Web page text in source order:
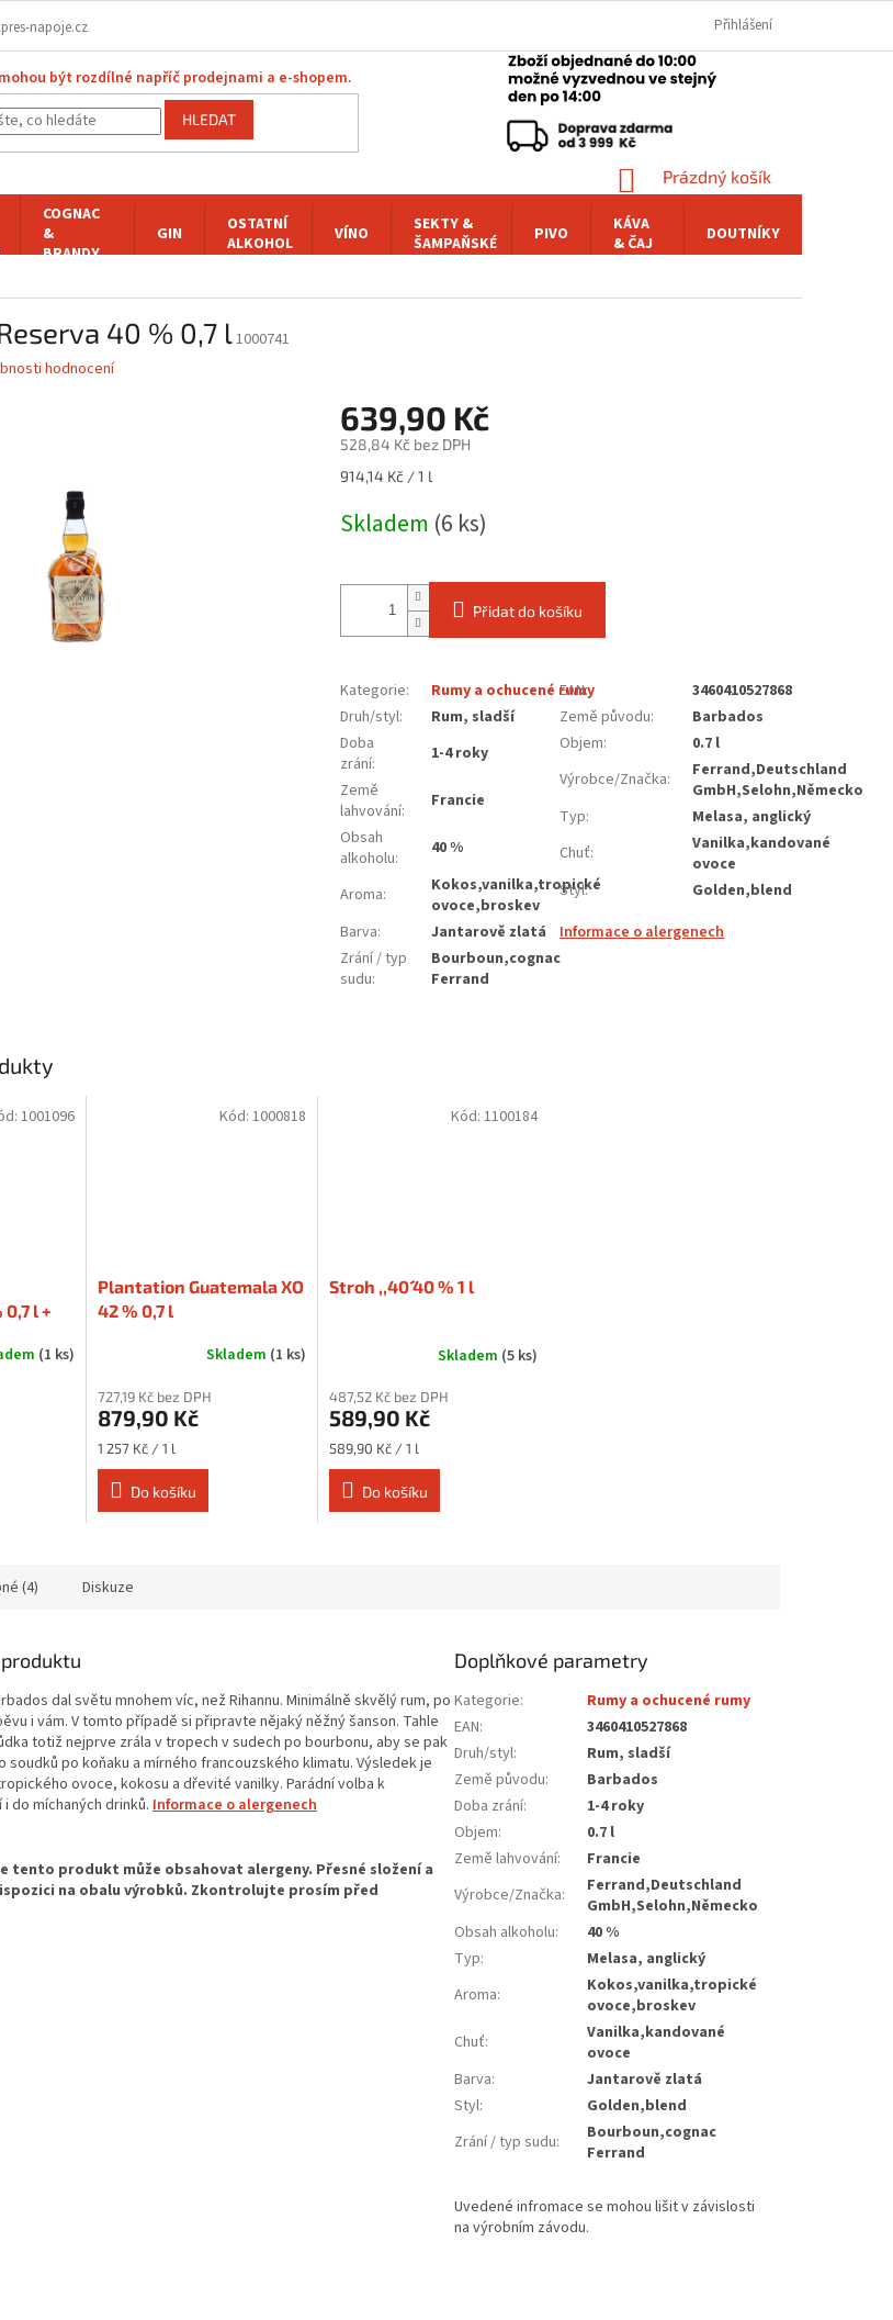
napoje.cz Přihlášení
být rozdílné napříč prodejnami a e-shopem.
HLEDAT
NÁKUPNÍ
KOŠÍK
Prázdný košík
COGNAC
&
BRANDY
GIN
OSTATNÍ
ALKOHOL
VÍNO
SEKTY &
ŠAMPAŇSKÉ
PIVO
KÁVA
& ČAJ
DOUTNÍKY
40 % 0,7 l1000741
hodnocení
639,90 Kč
528,84 Kč bez DPH
Měrná
914,14 Kč / 1 l
Skladem (6 ks)
Přidat do košíku
Kategorie:
Rumy a ochucené rumy
Druh/styl:
Rum, sladší
Doba
zrání:
1-4 roky
Země
lahvování:
Francie
Obsah
alkoholu: 40 %
Aroma:
Kokos,vanilka,tropické
ovoce,broskev
Barva:
Jantarově zlatá
Zrání / typ
sudu:
Bourboun,cognac
Ferrand
EAN:
3460410527868
Země původu:
Barbados
Objem:
0.7 l
Výrobce/Značka:
Ferrand,Deutschland
GmbH,Selohn,Německo
Typ:
Melasa, anglický
Chuť:
Vanilka,kandované
ovoce
Styl:
Golden,blend
Informace o alergenech
l +
(1 ks)
1001096
Plantation Guatemala XO
42 % 0,7 l
Skladem (1 ks)
727,19 Kč bez DPH
879,90 Kč
Měrná
cena:
1 257 Kč / 1 l
Do košíku
Kód: 1000818
Stroh ,,40´´ 40 % 1 l
Skladem (5 ks)
487,52 Kč bez DPH
589,90 Kč
Měrná
cena:
589,90 Kč / 1 l
Do košíku
Kód:1100184
(4) Diskuze
dal světu mnohem víc, než Rihannu. Minimálně skvělý rum, po
i vám. V tomto případě si připravte nějaký něžný šanson. Tahle
totiž nejprve zrála v tropech v sudech po bourbonu, aby se pak
soudků po koňaku a mírného francouzského klimatu. Výsledek je
ovoce, kokosu a dřevité vanilky. Parádní volba k
do míchaných drinků. Informace o alergenech
Doplňkové parametry
Kategorie:
Rumy a ochucené rumy
EAN:
3460410527868
Druh/styl:
Rum, sladší
Země původu:
Barbados
Doba zrání:
1-4 roky
Objem:
0.7 l
Země lahvování:
Francie
Výrobce/Značka:
Ferrand,Deutschland
GmbH,Selohn,Německo
Obsah alkoholu:
40 %
Typ:
Melasa, anglický
Aroma:
Kokos,vanilka,tropické
ovoce,broskev
Chuť:
Vanilka,kandované
ovoce
Barva:
Jantarově zlatá
Styl:
Golden,blend
Zrání / typ sudu:
Bourboun,cognac
Ferrand